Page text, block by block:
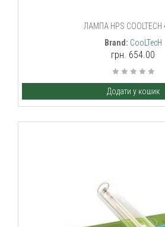
ЛАМПА HPS COOLTECH
Brand: CooLTecH
грн. 654.00
Додати у кошик